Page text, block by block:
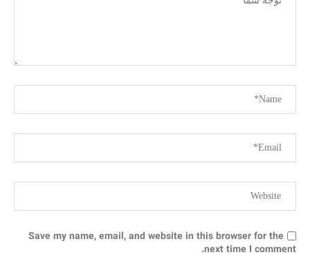
Save my name, email, and website in this browser for the
next time I comment.